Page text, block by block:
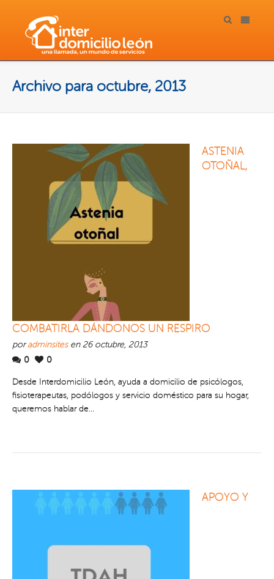
Archivo para octubre, 2013
ASTENIA
OTOÑAL,
COMBATIRLA DÁNDONOS UN RESPIRO
poradminsitesen 26 octubre, 2013
0
0
Desde Interdomicilio León, ayuda a domicilio de psicólogos,
fisioterapeutas, podólogos y servicio doméstico para su hogar,
queremos hablar de...
APOYO Y